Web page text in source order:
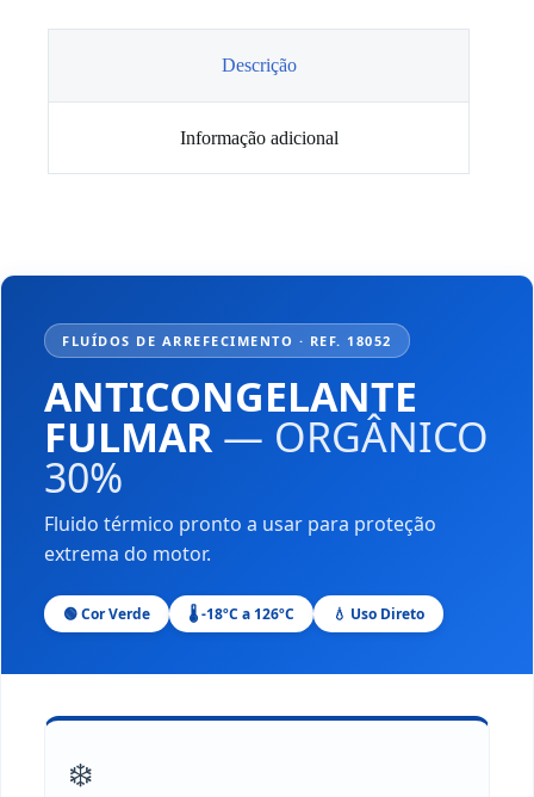
Descrição
Informação adicional
FLUÍDOS DE ARREFECIMENTO · REF. 18052
ANTICONGELANTE
FULMAR— ORGÂNICO
30%
Fluido térmico pronto a usar para proteção
extrema do motor.
🟢 Cor Verde 🌡️ -18ºC a 126ºC 💧 Uso Direto
❄️